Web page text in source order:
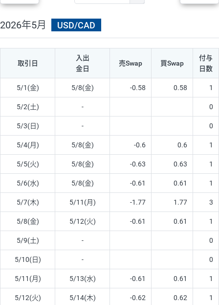
2026年5月 USD/CAD
取引日
入出
金日
売Swap 買Swap
付与
日数
5/1(金) 5/8(金) -0.58 0.58 1
5/2(土) - 0
5/3(日) - 0
5/4(月) 5/8(金) -0.6 0.6 1
5/5(火) 5/8(金) -0.63 0.63 1
5/6(水) 5/8(金) -0.61 0.61 1
5/7(木) 5/11(月) -1.77 1.77 3
5/8(金) 5/12(火) -0.61 0.61 1
5/9(土) - 0
5/10(日) - 0
5/11(月) 5/13(水) -0.61 0.61 1
5/12(火) 5/14(木) -0.62 0.62 1